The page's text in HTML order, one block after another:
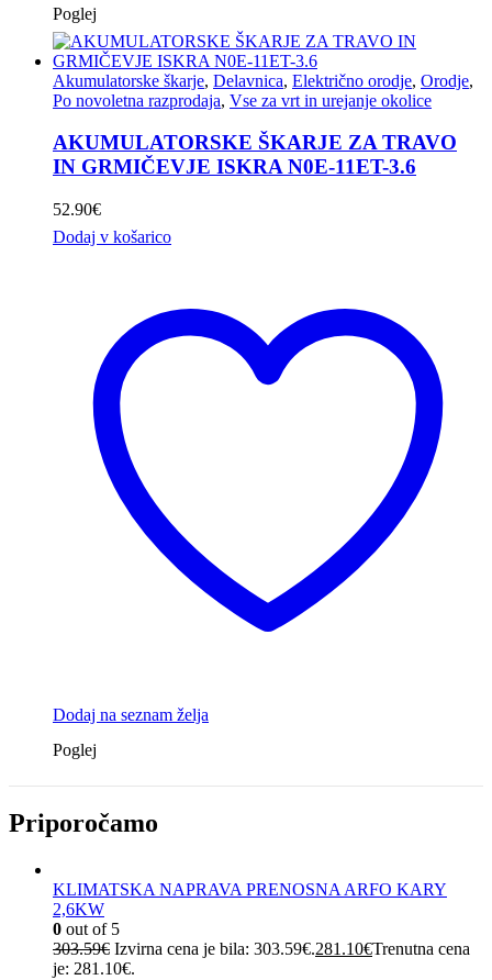
Poglej
Akumulatorske škarje, Delavnica, Električno orodje, Orodje,
Po novoletna razprodaja, Vse za vrt in urejanje okolice
AKUMULATORSKE ŠKARJE ZA TRAVO
IN GRMIČEVJE ISKRA N0E-11ET-3.6
52.90€
Dodaj v košarico
Dodaj na seznam želja
Poglej
Priporočamo
KLIMATSKA NAPRAVA PRENOSNA ARFO KARY
2,6KW
0 out of 5
303.59€ Izvirna cena je bila: 303.59€.281.10€Trenutna cena
je: 281.10€.